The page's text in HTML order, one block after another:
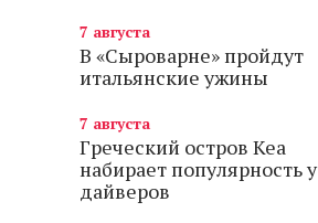
7 августа
В «Сыроварне» пройдут
итальянские ужины
7 августа
Греческий остров Кеа
набирает популярность у
дайверов